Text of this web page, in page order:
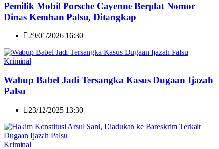
Pemilik Mobil Porsche Cayenne Berplat Nomor
Dinas Kemhan Palsu, Ditangkap
29/01/2026 16:30
Kriminal
Wabup Babel Jadi Tersangka Kasus Dugaan Ijazah
Palsu
23/12/2025 13:30
Kriminal